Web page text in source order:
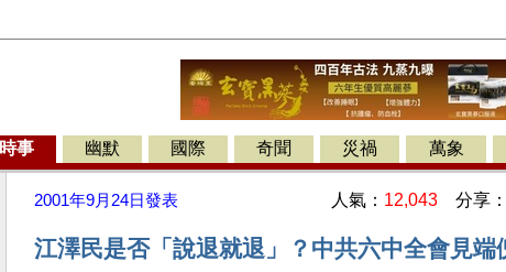
時事 幽默 國際 奇聞 災禍 萬象
2001年9月24日發表 人氣： 12,043 分享：
江澤民是否「說退就退」？中共六中全會見端